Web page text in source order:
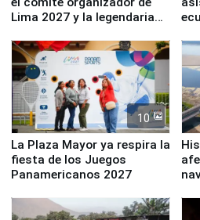
Lima 2027 y la legendaria
10
La Plaza Mayor ya respira la
fiesta de los Juegos
Panamericanos 2027